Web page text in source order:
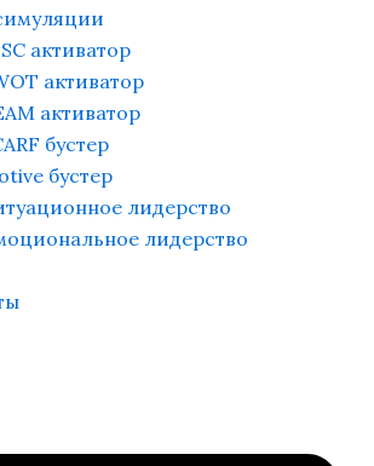
активатор
активатор
активатор
бустер
бустер
лидерство
лидерство